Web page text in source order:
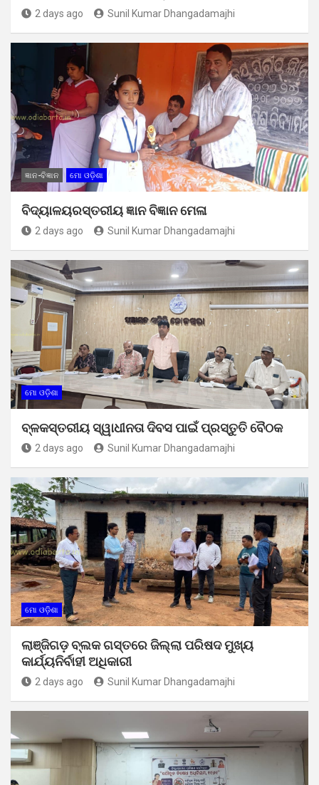
2 days ago Sunil Kumar Dhangadamajhi
ଜ୍ଞାନ-ବିଜ୍ଞାନ ମୋ ଓଡ଼ିଶା
ବିଦ୍ୟାଳୟରସ୍ତରୀୟ ଜ୍ଞାନ ବିଜ୍ଞାନ ମେଳା
2 days ago Sunil Kumar Dhangadamajhi
ମୋ ଓଡ଼ିଶା
ବ୍ଳକସ୍ତରୀୟ ସ୍ୱାଧୀନତା ଦିବସ ପାଇଁ ପ୍ରସ୍ତୁତି ବୈଠକ
2 days ago Sunil Kumar Dhangadamajhi
ମୋ ଓଡ଼ିଶା
ଲାଞ୍ଜିଗଡ଼ ବ୍ଲକ ଗସ୍ତରେ ଜିଲ୍ଲା ପରିଷଦ ମୁଖ୍ୟ
କାର୍ଯ୍ୟନିର୍ବାହୀ ଅଧିକାରୀ
2 days ago Sunil Kumar Dhangadamajhi